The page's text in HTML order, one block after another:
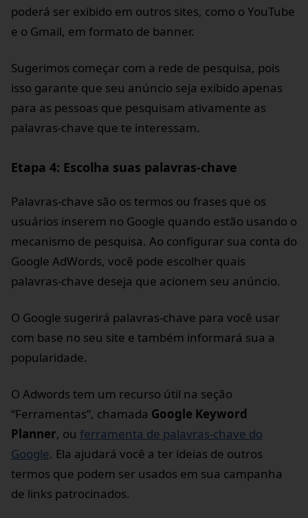
poderá ser exibido em outros sites, como o YouTube
e o Gmail, em formato de banner.
Sugerimos começar com a rede de pesquisa, pois
isso garante que seu anúncio seja exibido apenas
para as pessoas que pesquisam ativamente as
palavras-chave que te interessam.
Etapa 4: Escolha suas palavras-chave
Palavras-chave são os termos ou frases que os
usuários inserem no Google quando estão usando o
mecanismo de pesquisa. Ao configurar sua conta do
Google AdWords, você pode escolher quais
palavras-chave deseja que acionem seu anúncio.
O Google sugerirá palavras-chave para você usar
com base no seu site e também informará sua a
popularidade.
O Adwords tem um recurso útil na seção
“Ferramentas”, chamada Google Keyword
Planner, ou ferramenta de palavras-chave do
Google. Ela ajudará você a ter ideias de outros
termos que podem ser usados em sua campanha
de links patrocinados.